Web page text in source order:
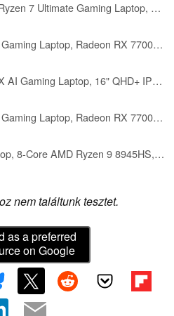
ASUS TUF 16" Ryzen 7 Ultimate Gaming Laptop, 16" FHD+ 165Hz, AMD Ryzen 7 7735HS, AMD Radeon RX 7700S (Beats GeForce RTX 4060), 32GB DDR5 RAM, 1TB SSD, RGB Backlit KB, Wi-Fi 6, Windows 11 Home, Black
ASUS TUF A16 Gaming Laptop, Radeon RX 7700S 8 GB(Beats RTX 4060), AMD Ryzen 7 7735HS(Up to 4.75 GHz, Beats i7-13620H), 16" FHD 165 Hz, 64 GB DDR5, 4 TB SSD, Wi-Fi 6, Windows 11 Pro, Accessories
msi Vector 16 HX AI Gaming Laptop, 16" QHD+ IPS 240Hz,AMD Ryzen 9-8940HX Processor, GeForce RTX 5070 Ti, RGB Backlit, w/Mouse pad (Win 11, 16GB RAM | 1TB PCIe SSD)
ASUS TUF A16 Gaming Laptop, Radeon RX 7700S 8 GB(Beats RTX 4060), AMD Ryzen 7 7735HS(Up to 4.75 GHz, Beats i7-13620H), 16" FHD 165 Hz, 64 GB DDR5, 2 TB SSD, Wi-Fi 6, Windows 11 Pro, Office 2024
msi Katana Laptop, 8-Core AMD Ryzen 9 8945HS, 15.6" WQHD 165Hz IPS Display, NVIDIA GeForce RTX 4070, 64GB DDR5 4TB SSD, Four-Zone RGB Backlit Keyboard, Wi-Fi 6E, Win11 Home
nem találtunk tesztet.
as a preferred
on Google